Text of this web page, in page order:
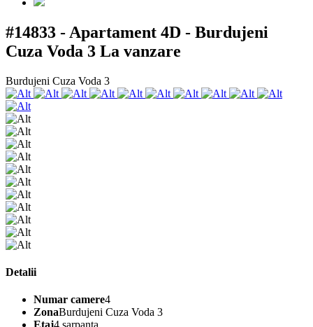
#14833 - Apartament 4D - Burdujeni
Cuza Voda 3 La vanzare
Burdujeni Cuza Voda 3
Detalii
Numar camere4
ZonaBurdujeni Cuza Voda 3